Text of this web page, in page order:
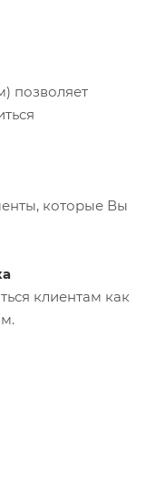
позволяет
которые Вы
клиентам как